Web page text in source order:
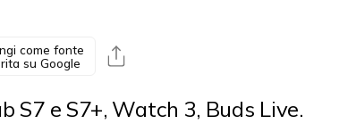
come fonte
su Google
S7 e S7+, Watch 3, Buds Live.